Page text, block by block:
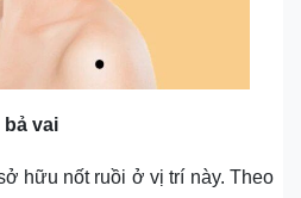
vai
hữu nốt ruồi ở vị trí này. Theo